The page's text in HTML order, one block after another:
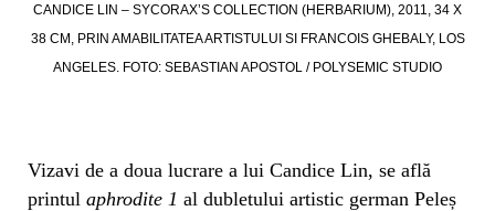
CANDICE LIN – SYCORAX’S COLLECTION (HERBARIUM), 2011, 34 X
38 CM, PRIN AMABILITATEA ARTISTULUI SI FRANCOIS GHEBALY, LOS
ANGELES. FOTO: SEBASTIAN APOSTOL / POLYSEMIC STUDIO
Vizavi de a doua lucrare a lui Candice Lin, se află
printul aphrodite 1 al dubletului artistic german Peleș